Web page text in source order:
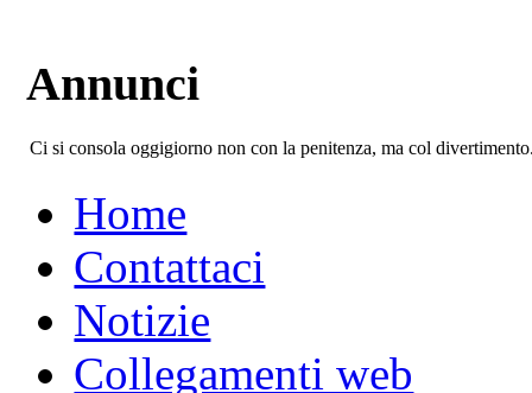
Annunci
Ci si consola oggigiorno non con la penitenza, ma col
Home
Contattaci
Notizie
Collegamenti web